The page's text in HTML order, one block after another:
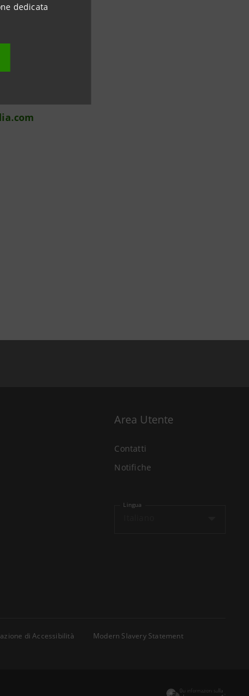
dedicata
Area Utente
Contatti
Notifiche
Lingua
di Accessibilità
Modern Slavery Statement